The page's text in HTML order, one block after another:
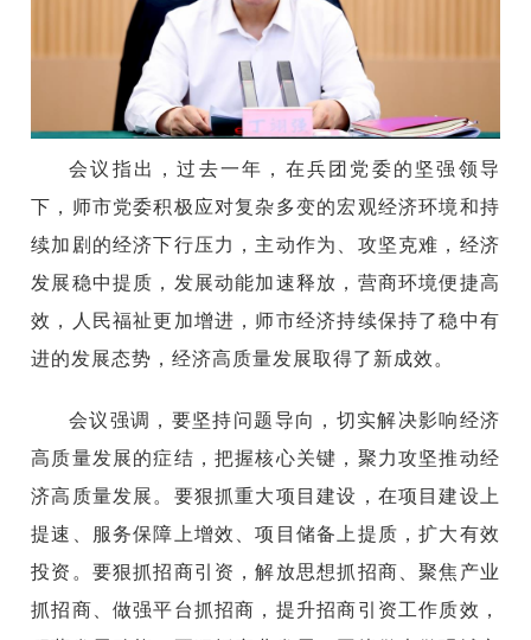
会议指出，过去一年，在兵团党委的坚强领导
下，师市党委积极应对复杂多变的宏观经济环境和持
续加剧的经济下行压力，主动作为、攻坚克难，经济
发展稳中提质，发展动能加速释放，营商环境便捷高
效，人民福祉更加增进，师市经济持续保持了稳中有
进的发展态势，经济高质量发展取得了新成效。
会议强调，要坚持问题导向，切实解决影响经济
高质量发展的症结，把握核心关键，聚力攻坚推动经
济高质量发展。要狠抓重大项目建设，在项目建设上
提速、服务保障上增效、项目储备上提质，扩大有效
投资。要狠抓招商引资，解放思想抓招商、聚焦产业
抓招商、做强平台抓招商，提升招商引资工作质效，